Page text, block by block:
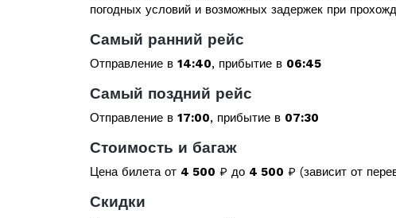
погодных условий и возможных задержек при
Самый ранний рейс
Отправление в 14:40, прибытие в 06:45
Самый поздний рейс
Отправление в 17:00, прибытие в 07:30
Стоимость и багаж
Цена билета от 4 500 ₽ до 4 500 ₽ (зависит от
Скидки